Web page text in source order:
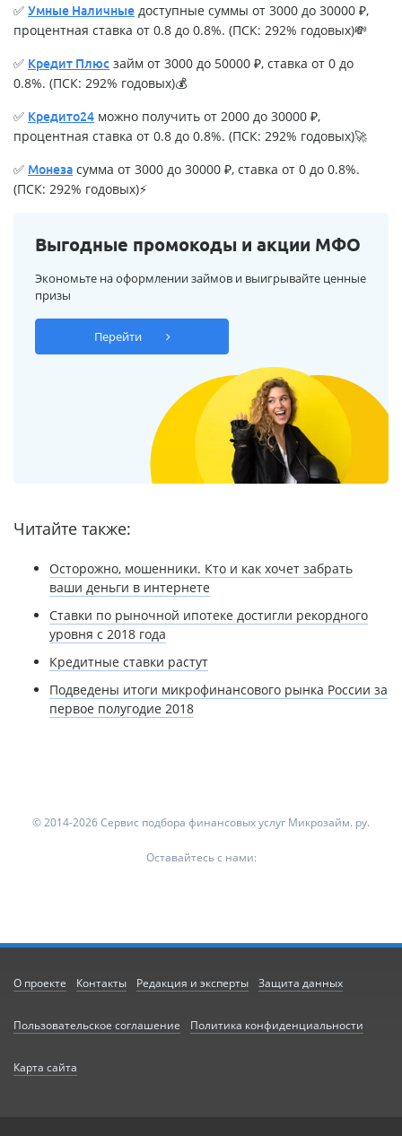
✅ Умные Наличные доступные суммы от 3000 до 30000 ₽,
процентная ставка от 0.8 до 0.8%. (ПСК: 292% годовых)💸
✅ Кредит Плюс займ от 3000 до 50000 ₽, ставка от 0 до
0.8%. (ПСК: 292% годовых)💰
✅ Кредито24 можно получить от 2000 до 30000 ₽,
процентная ставка от 0.8 до 0.8%. (ПСК: 292% годовых)🚀
✅ Монеза сумма от 3000 до 30000 ₽, ставка от 0 до 0.8%.
(ПСК: 292% годовых)⚡
Выгодные промокоды и акции МФО
Экономьте на оформлении займов и выигрывайте ценные
призы
Перейти
Читайте также:
Осторожно, мошенники. Кто и как хочет забрать
ваши деньги в интернете
Ставки по рыночной ипотеке достигли рекордного
уровня с 2018 года
Кредитные ставки растут
Подведены итоги микрофинансового рынка России за
первое полугодие 2018
© 2014-2026 Сервис подбора финансовых услуг Микрозайм. ру.
Оставайтесь с нами:
О проекте Контакты Редакция и эксперты Защита данных
Пользовательское соглашение Политика конфиденциальности
Карта сайта